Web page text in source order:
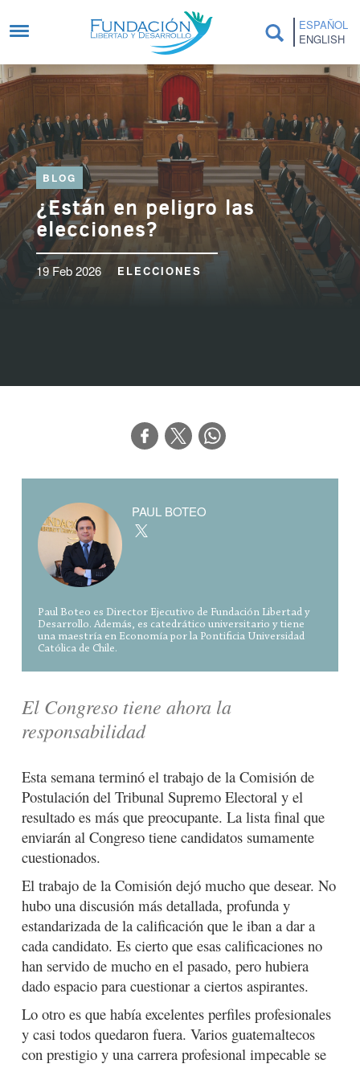
ESPAÑOL
ENGLISH
BLOG
¿Están en peligro las
elecciones?
19 Feb 2026 ELECCIONES
El Congreso tiene ahora la
responsabilidad
Esta semana terminó el trabajo de la Comisión de
Postulación del Tribunal Supremo Electoral y el
resultado es más que preocupante. La lista final que
enviarán al Congreso tiene candidatos sumamente
cuestionados.
El trabajo de la Comisión dejó mucho que desear. No
hubo una discusión más detallada, profunda y
estandarizada de la calificación que le iban a dar a
cada candidato. Es cierto que esas calificaciones no
han servido de mucho en el pasado, pero hubiera
dado espacio para cuestionar a ciertos aspirantes.
Lo otro es que había excelentes perfiles profesionales
y casi todos quedaron fuera. Varios guatemaltecos
con prestigio y una carrera profesional impecable se
PAUL BOTEO
Paul Boteo es Director Ejecutivo de Fundación Libertad y
Desarrollo. Además, es catedrático universitario y tiene
una maestría en Economía por la Pontificia Universidad
Católica de Chile.